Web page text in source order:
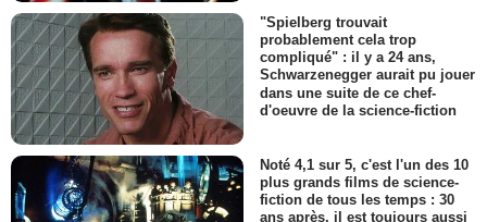
"Spielberg trouvait
probablement cela trop
compliqué" : il y a 24 ans,
Schwarzenegger aurait pu jouer
dans une suite de ce chef-
d'oeuvre de la science-fiction
Noté 4,1 sur 5, c'est l'un des 10
plus grands films de science-
fiction de tous les temps : 30
ans après, il est toujours aussi